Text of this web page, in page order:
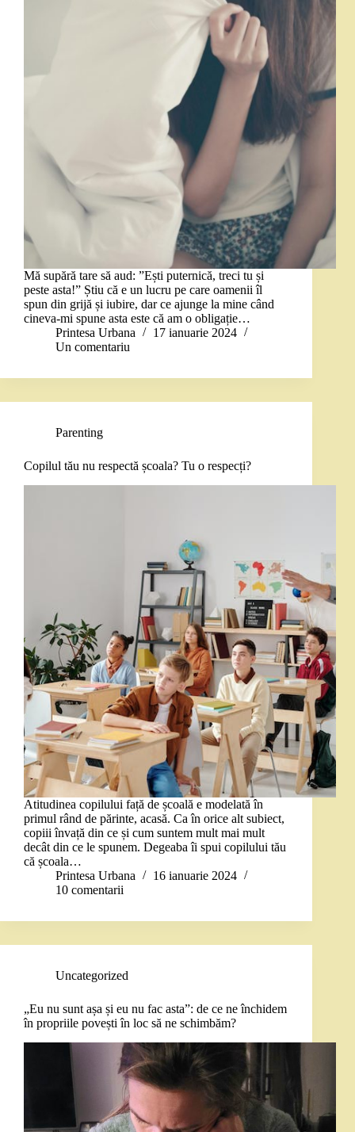
Mă supără tare să aud: ”Ești puternică, treci tu și
peste asta!” Știu că e un lucru pe care oamenii îl
spun din grijă și iubire, dar ce ajunge la mine când
cineva-mi spune asta este că am o obligație…
Printesa Urbana
17 ianuarie 2024
Un comentariu
Parenting
Copilul tău nu respectă școala? Tu o respecți?
Atitudinea copilului față de școală e modelată în
primul rând de părinte, acasă. Ca în orice alt subiect,
copiii învață din ce și cum suntem mult mai mult
decât din ce le spunem. Degeaba îi spui copilului tău
că școala…
Printesa Urbana
16 ianuarie 2024
10 comentarii
Uncategorized
„Eu nu sunt așa și eu nu fac asta”: de ce ne închidem
în propriile povești în loc să ne schimbăm?